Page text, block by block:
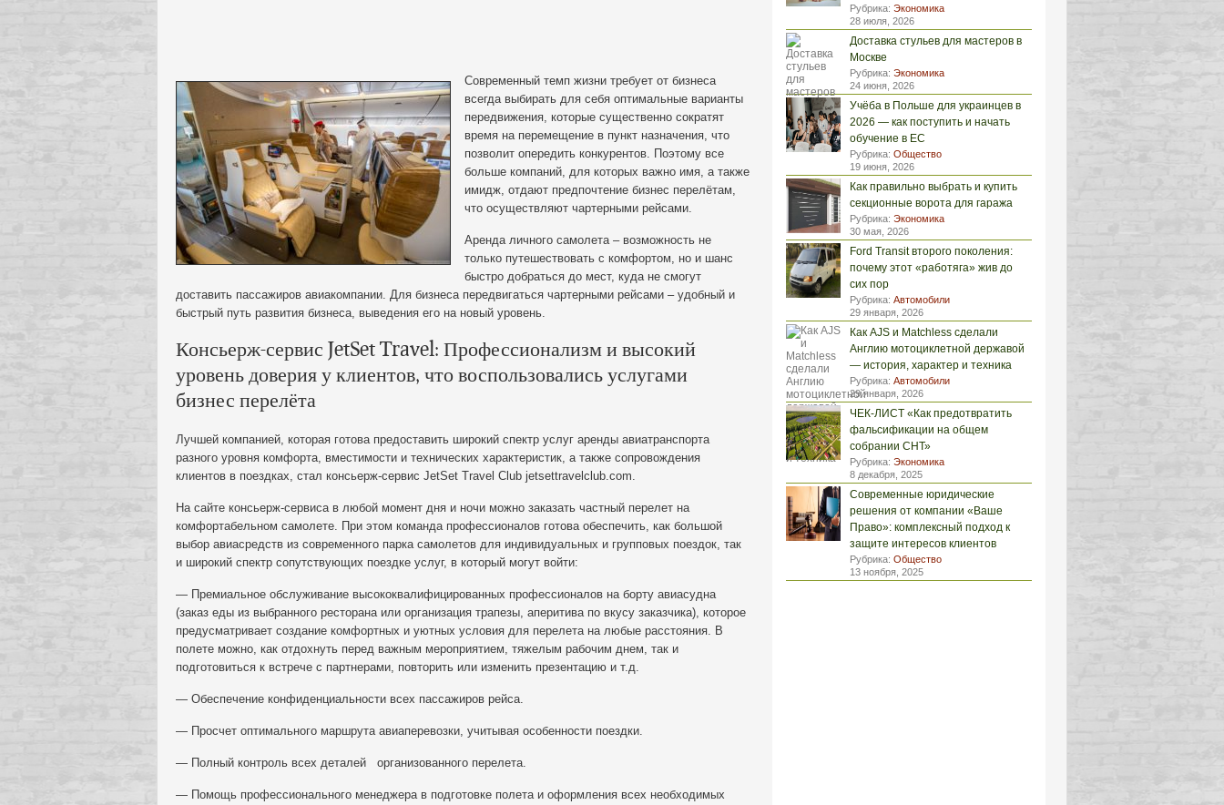
Современный темп жизни требует от бизнеса
всегда выбирать для себя оптимальные варианты
передвижения, которые существенно сократят
время на перемещение в пункт назначения, что
позволит опередить конкурентов. Поэтому все
больше компаний, для которых важно имя, а также
имидж, отдают предпочтение бизнес перелётам,
что осуществляют чартерными рейсами.
Аренда личного самолета – возможность не
только путешествовать с комфортом, но и шанс
быстро добраться до мест, куда не смогут
доставить пассажиров авиакомпании. Для бизнеса передвигаться чартерными рейсами – удобный и
быстрый путь развития бизнеса, выведения его на новый уровень.
Консьерж-сервис JetSet Travel: Профессионализм и высокий
уровень доверия у клиентов, что воспользовались услугами
бизнес перелёта
Лучшей компанией, которая готова предоставить широкий спектр услуг аренды авиатранспорта
разного уровня комфорта, вместимости и технических характеристик, а также сопровождения
клиентов в поездках, стал консьерж-сервис JetSet Travel Club jetsettravelclub.com.
На сайте консьерж-сервиса в любой момент дня и ночи можно заказать частный перелет на
комфортабельном самолете. При этом команда профессионалов готова обеспечить, как большой
выбор авиасредств из современного парка самолетов для индивидуальных и групповых поездок, так
и широкий спектр сопутствующих поездке услуг, в который могут войти:
— Премиальное обслуживание высококвалифицированных профессионалов на борту авиасудна
(заказ еды из выбранного ресторана или организация трапезы, аперитива по вкусу заказчика), которое
предусматривает создание комфортных и уютных условия для перелета на любые расстояния. В
полете можно, как отдохнуть перед важным мероприятием, тяжелым рабочим днем, так и
подготовиться к встрече с партнерами, повторить или изменить презентацию и т.д.
— Обеспечение конфиденциальности всех пассажиров рейса.
— Просчет оптимального маршрута авиаперевозки, учитывая особенности поездки.
— Полный контроль всех деталей организованного перелета.
— Помощь профессионального менеджера в подготовке полета и оформления всех необходимых
Рубрика: Экономика
28 июля, 2026
Доставка стульев для мастеров в
Москве
Рубрика: Экономика
24 июня, 2026
Учёба в Польше для украинцев в
2026 — как поступить и начать
обучение в ЕС
Рубрика: Общество
19 июня, 2026
Как правильно выбрать и купить
секционные ворота для гаража
Рубрика: Экономика
30 мая, 2026
Ford Transit второго поколения:
почему этот «работяга» жив до
сих пор
Рубрика: Автомобили
29 января, 2026
Как AJS и Matchless сделали
Англию мотоциклетной державой
— история, характер и техника
Рубрика: Автомобили
29 января, 2026
ЧЕК-ЛИСТ «Как предотвратить
фальсификации на общем
собрании СНТ»
Рубрика: Экономика
8 декабря, 2025
Современные юридические
решения от компании «Ваше
Право»: комплексный подход к
защите интересов клиентов
Рубрика: Общество
13 ноября, 2025